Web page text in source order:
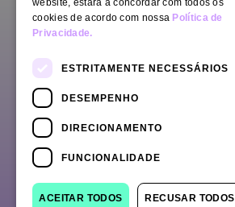
website, estará a concordar com todos os
cookies de acordo com nossa Política de
Privacidade.
ESTRITAMENTE NECESSÁRIOS
DESEMPENHO
DIRECIONAMENTO
FUNCIONALIDADE
ACEITAR TODOS RECUSAR TODOS